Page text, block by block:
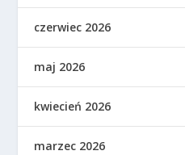
czerwiec 2026
maj 2026
kwiecień 2026
marzec 2026